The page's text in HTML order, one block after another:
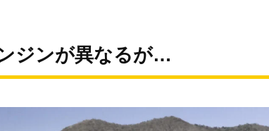
ジンが異なるが…